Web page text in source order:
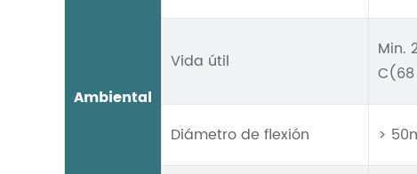
Ambiental
Vida útil
Min.
C(68
Diámetro de flexión >